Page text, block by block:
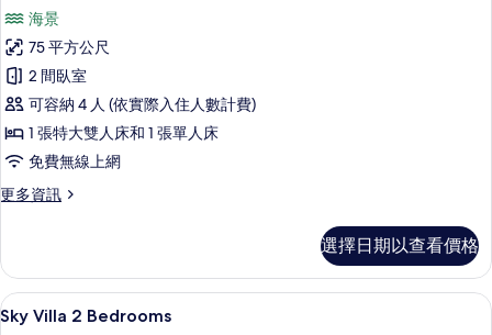
情
Lifestyle
Suite
2
Bedrooms
的
所
有
海景
75 平方公尺
2 間臥室
可容納 4 人 (依實際入住人數計費)
1 張特大雙人床和 1 張單人床
免費無線上網
更多資訊
更
2
Bedrooms
的
選擇日期以查看價格
顯 19
Sky Villa 2 Bedrooms